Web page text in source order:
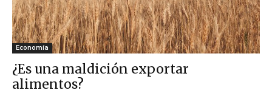
Economía
¿Es una maldición exportar
alimentos?